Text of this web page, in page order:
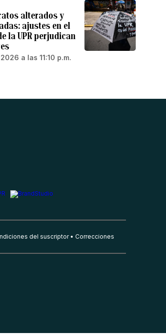
alterados y
ajustes en el
la UPR perjudican
a las 11:10 p.m.
del suscriptor Correcciones